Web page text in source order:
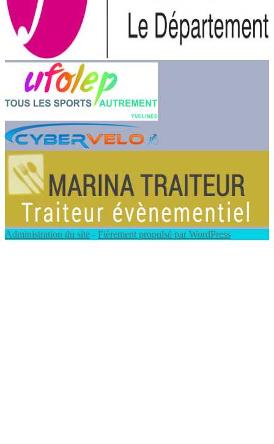
Administration du site - Fièrement propulsé par WordPress